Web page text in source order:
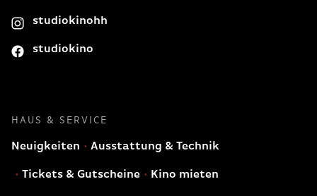
studiokinohh
studiokino
HAUS & SERVICE
Neuigkeiten Ausstattung & Technik
Tickets & Gutscheine Kino mieten